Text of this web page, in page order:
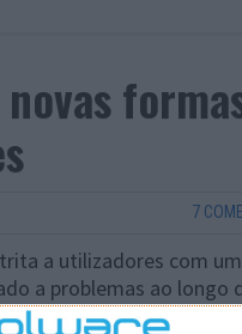
7
a utilizadores com
a problemas ao longo